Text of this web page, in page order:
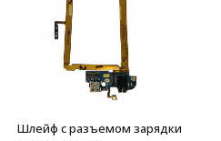
Шлейф с разъемом зарядки